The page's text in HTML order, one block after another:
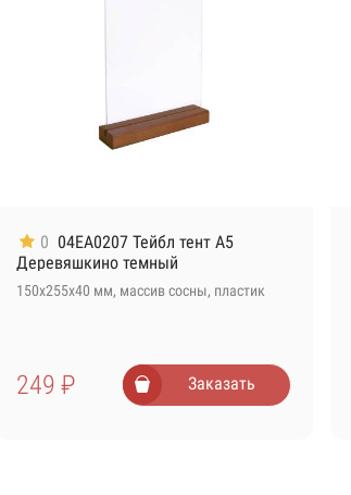
0 04EA0207 Тейбл тент А5
Деревяшкино темный
150х255х40 мм, массив сосны, пластик
249 ₽ Заказать